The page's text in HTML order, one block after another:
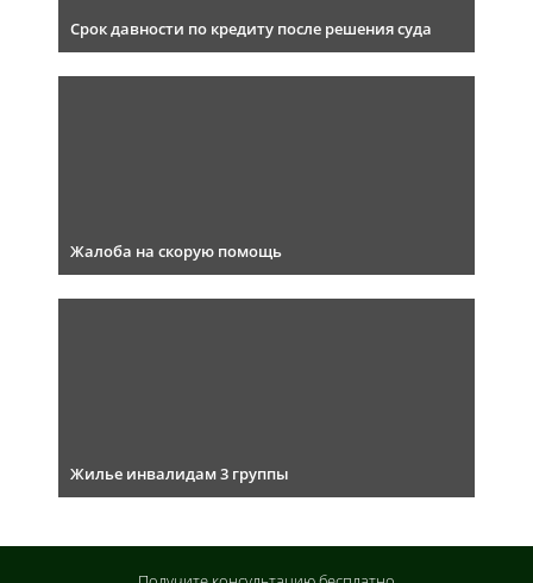
Срок давности по кредиту после решения суда
Жалоба на скорую помощь
Жилье инвалидам 3 группы